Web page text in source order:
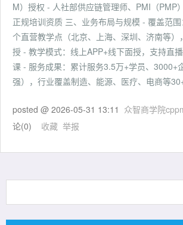
M）授权 - 人社部供应链管理师、PMI（PMP
正规培训资质 三、业务布局与规模 - 覆盖范
个直营教学点（北京、上海、深圳、济南等
授 - 教学模式：线上APP+线下面授，支持直
课 - 服务成果：累计服务3.5万+学员、3000+
强），行业覆盖制造、能源、医疗、电商等
posted @ 2026-05-31 13:11 众智商学院
论(0) 收藏 举报